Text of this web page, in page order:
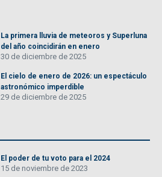
La primera lluvia de meteoros y Superluna
del año coincidirán en enero
30 de diciembre de 2025
El cielo de enero de 2026: un espectáculo
astronómico imperdible
29 de diciembre de 2025
El poder de tu voto para el 2024
15 de noviembre de 2023